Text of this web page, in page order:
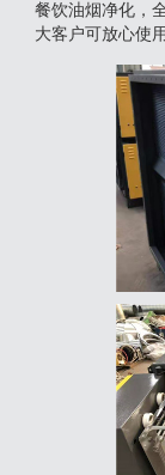
餐饮油烟净化，
大客户可放心使用